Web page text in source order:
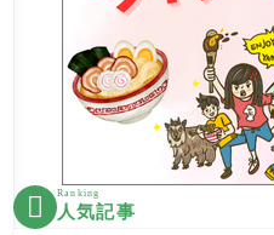
 Ranking
人気記事